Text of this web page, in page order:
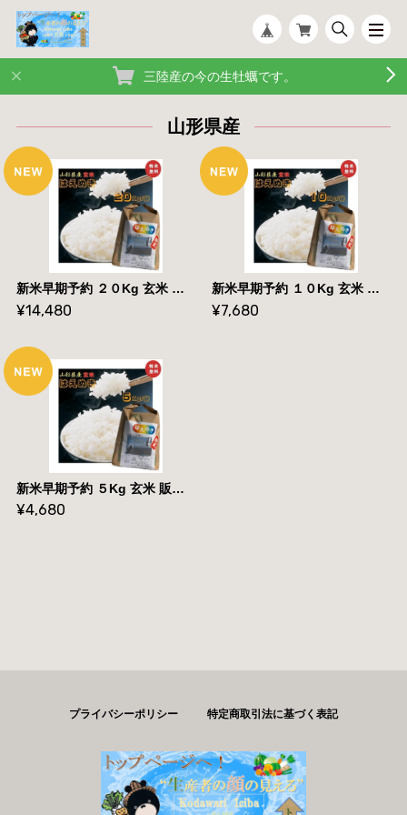
三陸産の今の生牡蠣です。
山形県産
新米早期予約 ２０Kg 玄米 販売 送料無料 当日精米 令和7年度産 山形県産 お米 はえぬき ２０kg 白米
¥14,480
新米早期予約 １０Kg 玄米 販売 送料無料 当日精米 令和7年度産 山形県産 お米 はえぬき １０kg 白米
¥7,680
新米早期予約 ５Kg 玄米 販売 送料無料 当日精米 令和7年度産 山形県産 お米 はえぬき ５kg 白米
¥4,680
プライバシーポリシー 特定商取引法に基づく表記